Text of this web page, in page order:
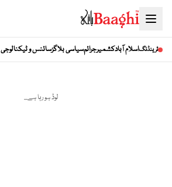
ٹرینڈنگاسلام آبادکشمیرجرائمسیاسی بلاگزسائنس و ٹیکنالوجی
لوڈ ہو رہا ہے...